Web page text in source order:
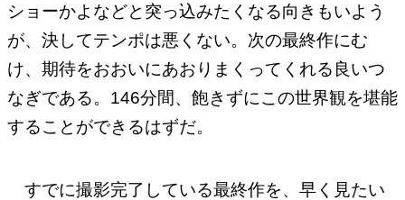
ショーかよなどと突っ込みたくなる向きもいよう
が、決してテンポは悪くない。次の最終作にむ
け、期待をおおいにあおりまくってくれる良いつ
なぎである。146分間、飽きずにこの世界観を堪能
することができるはずだ。
すでに撮影完了している最終作を、早く見たい